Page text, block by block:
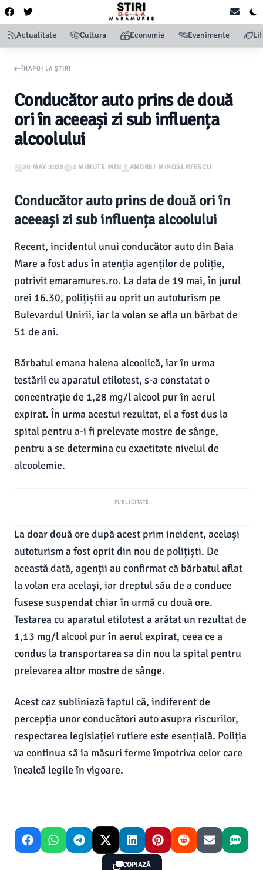
Actualitate Cultura Economie Evenimente
ÎNAPOI LA ȘTIRI
Conducător auto prins de două
ori în aceeași zi sub influența
alcoolului
20 MAY 2025 2 MINUTE MIN ANDREI MIROSLAVESCU
Conducător auto prins de două ori în
aceeași zi sub influența alcoolului
Recent, incidentul unui conducător auto din Baia
Mare a fost adus în atenția agenților de poliție,
potrivit emaramures.ro. La data de 19 mai, în jurul
orei 16.30, polițiștii au oprit un autoturism pe
Bulevardul Unirii, iar la volan se afla un bărbat de
51 de ani.
Bărbatul emana halena alcoolică, iar în urma
testării cu aparatul etilotest, s-a constatat o
concentrație de 1,28 mg/l alcool pur în aerul
expirat. În urma acestui rezultat, el a fost dus la
spital pentru a-i fi prelevate mostre de sânge,
pentru a se determina cu exactitate nivelul de
alcoolemie.
PUBLICITATE
La doar două ore după acest prim incident, același
autoturism a fost oprit din nou de polițiști. De
această dată, agenții au confirmat că bărbatul aflat
la volan era același, iar dreptul său de a conduce
fusese suspendat chiar în urmă cu două ore.
Testarea cu aparatul etilotest a arătat un rezultat de
1,13 mg/l alcool pur în aerul expirat, ceea ce a
condus la transportarea sa din nou la spital pentru
prelevarea altor mostre de sânge.
Acest caz subliniază faptul că, indiferent de
percepția unor conducători auto asupra riscurilor,
respectarea legislației rutiere este esențială. Poliția
va continua să ia măsuri ferme împotriva celor care
încalcă legile în vigoare.
COPIAZĂ